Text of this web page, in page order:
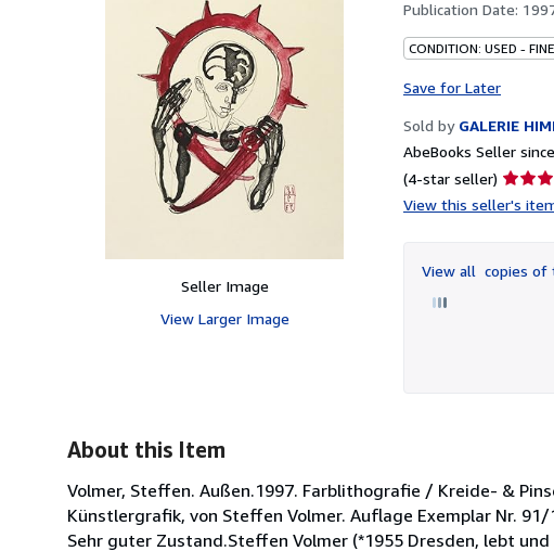
Seller Image
View Larger Image
Publication Date:
CONDITION: USED - FINE
Save for Later
Sold by GALERIE
AbeBooks Seller
(4-star seller) Seller
rating
of
5
View this seller's
View all copies of
About this Item
Volmer, Steffen. Außen.1997. Farblithografie / Kreide- &
Künstlergrafik, von Steffen Volmer. Auflage Exemplar Nr.
Sehr guter Zustand.Steffen Volmer (*1955 Dresden, lebt